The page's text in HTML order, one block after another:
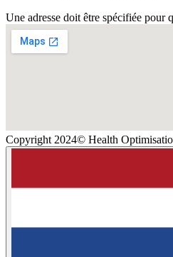
Une adresse doit être spécifiée pour
Copyright 2024© Health